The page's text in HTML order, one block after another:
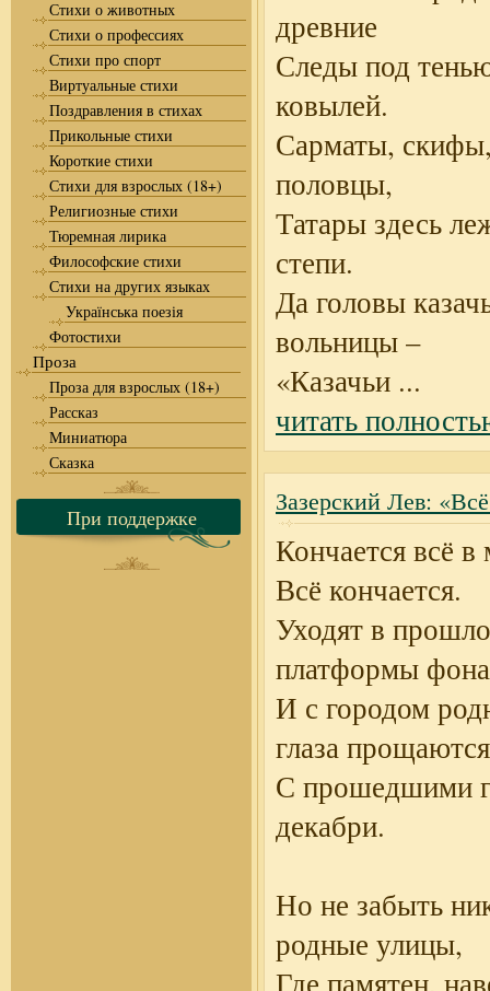
Стихи о животных
Стихи о профессиях
Стихи про спорт
Виртуальные стихи
Поздравления в стихах
Прикольные стихи
Короткие стихи
Стихи для взрослых (18+)
Религиозные стихи
Тюремная лирика
Философские стихи
Стихи на других языках
Українська поезія
Фотостихи
Проза
Проза для взрослых (18+)
Рассказ
Миниатюра
Сказка
При поддержке
древние
Следы под
ковылей.
Сарматы,
половцы,
Татары здесь
степи.
Да головы
вольницы –
«Казачьи ...
читать
Зазерский Лев:
Кончается всё в
Всё кончается.
Уходят в
платформы
И с городом
глаза
С прошедшими
декабри.
Но не забыть
родные улицы,